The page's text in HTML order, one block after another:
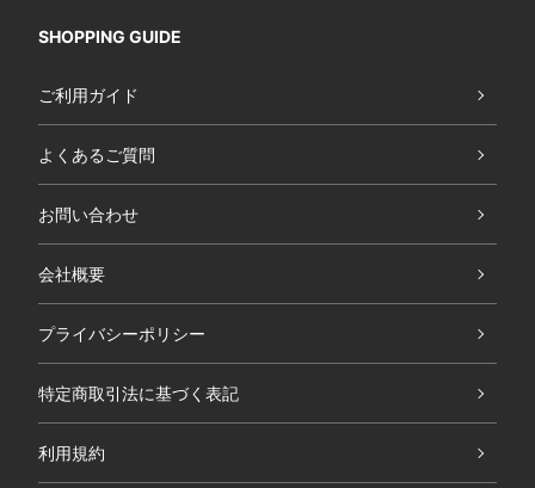
SHOPPING GUIDE
ご利用ガイド
よくあるご質問
お問い合わせ
会社概要
プライバシーポリシー
特定商取引法に基づく表記
利用規約